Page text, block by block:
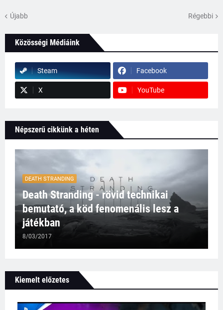
Újabb Régebbi
Közösségi Médiáink
Steam Facebook
X YouTube
Népszerű cikkünk a héten
DEATH STRANDING
Death Stranding - rövid technikai
bemutató, a köd fenomenális lesz a
játékban
8/03/2017
Kiemelt előzetes